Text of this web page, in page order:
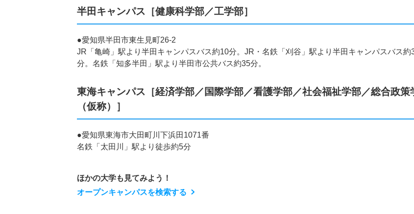
半田キャンパス［健康科学部／工学部］
●愛知県半田市東生見町26-2
JR「亀崎」駅より半田キャンパスバス約10分。JR・名鉄「刈谷」駅より半田キャンパスバス約
分。名鉄「知多半田」駅より半田市公共バス約35分。
東海キャンパス［経済学部／国際学部／看護学部／社会福祉学部／総合政策
（仮称）］
●愛知県東海市大田町川下浜田1071番
名鉄「太田川」駅より徒歩約5分
ほかの大学も見てみよう！
オープンキャンパスを検索する